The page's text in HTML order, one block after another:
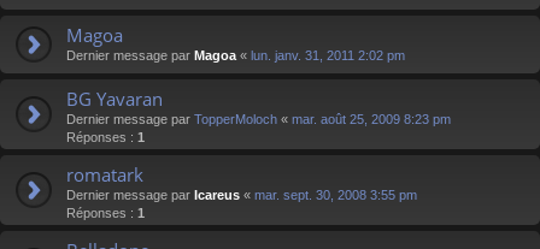
Magoa
Dernier message par Magoa « lun. janv. 31, 2011 2:02 pm
BG Yavaran
Dernier message par TopperMoloch « mar. août 25, 2009 8:23 pm
Réponses : 1
romatark
Dernier message par Icareus « mar. sept. 30, 2008 3:55 pm
Réponses : 1